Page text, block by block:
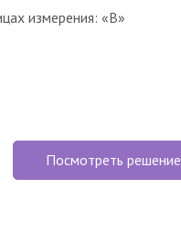
измерения: «В»
Посмотреть решение